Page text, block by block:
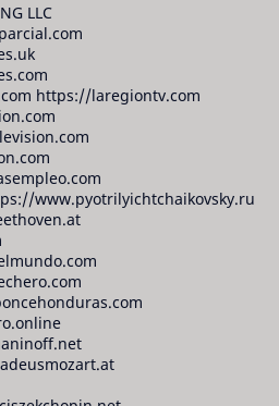
LLC
https://laregiontv.com
www.pyotrilyichtchaikovsky.ru